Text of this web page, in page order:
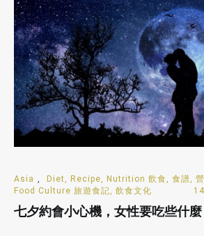
Asia , Diet, Recipe, Nutrition 飲食, 食譜,
Food Culture 旅遊食記, 飲食文化
七夕約會小心機，女性要吃些什麼